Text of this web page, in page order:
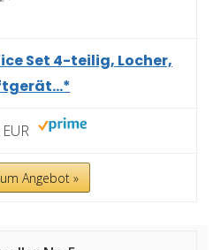
Set 4-teilig, Locher,
Angebot »